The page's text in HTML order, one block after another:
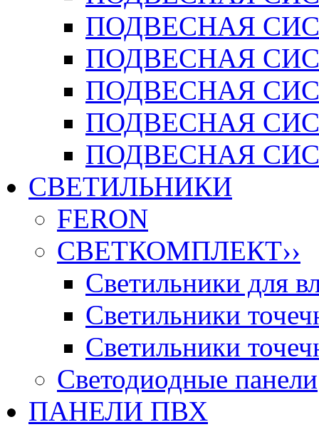
ПОДВЕСНАЯ
ПОДВЕСНАЯ
ПОДВЕСНАЯ
ПОДВЕСНАЯ
ПОДВЕСНАЯ
СВЕТИЛЬНИКИ
FERON
СВЕТКОМПЛЕКТ››
Светильники для
Светильники
Светильники
Светодиодные панели
ПАНЕЛИ ПВХ